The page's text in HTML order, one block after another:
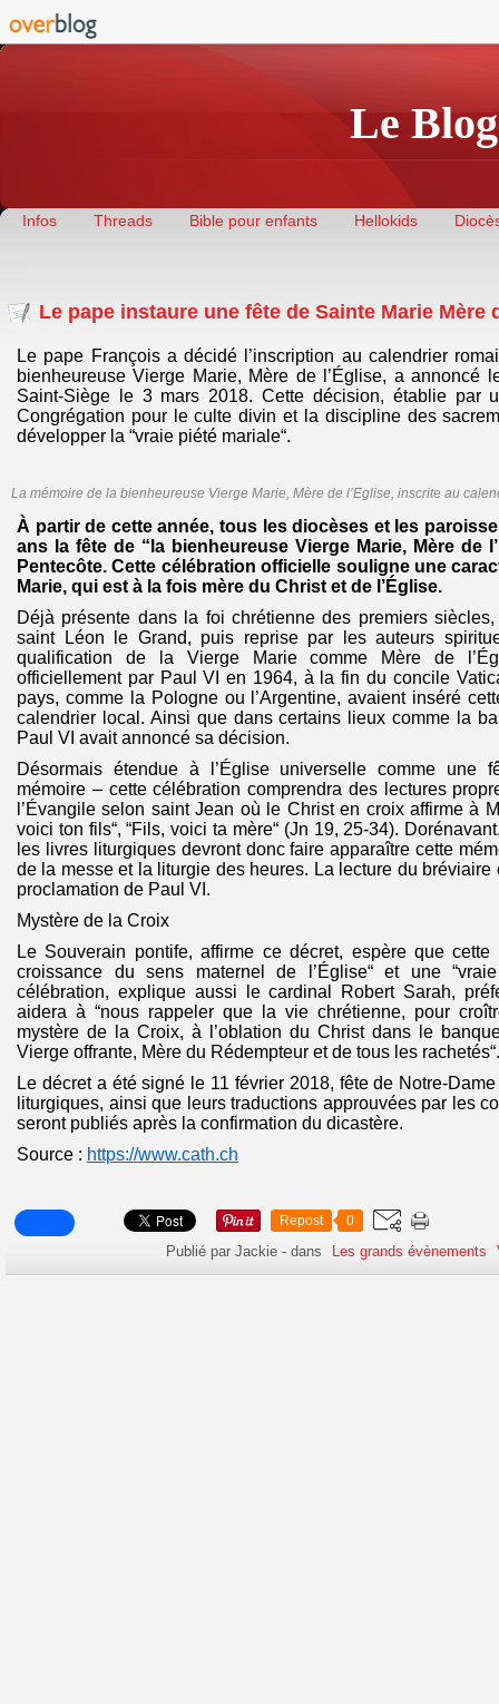
Le
Infos Threads Bible pour enfants Hellokids
Le pape instaure une fête de Sainte Marie Mère
Le pape François a décidé l’inscription au calendrier
bienheureuse Vierge Marie, Mère de l’Église, a annoncé
Saint-Siège le 3 mars 2018. Cette décision, établie par
Congrégation pour le culte divin et la discipline des
développer la “vraie piété mariale“.
La mémoire de la bienheureuse Vierge Marie, Mère de l’Eglise, inscrite au
À partir de cette année, tous les diocèses et les
ans la fête de “la bienheureuse Vierge Marie, Mère de
Pentecôte. Cette célébration officielle souligne une
Marie, qui est à la fois mère du Christ et de l’Église.
Déjà présente dans la foi chrétienne des premiers
saint Léon le Grand, puis reprise par les auteurs
qualification de la Vierge Marie comme Mère de
officiellement par Paul VI en 1964, à la fin du concile
pays, comme la Pologne ou l’Argentine, avaient inséré
calendrier local. Ainsi que dans certains lieux comme la
Paul VI avait annoncé sa décision.
Désormais étendue à l’Église universelle comme une
mémoire – cette célébration comprendra des lectures
l’Évangile selon saint Jean où le Christ en croix affirme à
voici ton fils“, “Fils, voici ta mère“ (Jn 19, 25-34).
les livres liturgiques devront donc faire apparaître cette
de la messe et la liturgie des heures. La lecture du bréviaire
proclamation de Paul VI.
Mystère de la Croix
Le Souverain pontife, affirme ce décret, espère que cette
croissance du sens maternel de l’Église“ et une
célébration, explique aussi le cardinal Robert Sarah,
aidera à “nous rappeler que la vie chrétienne, pour
mystère de la Croix, à l’oblation du Christ dans le
Vierge offrante, Mère du Rédempteur et de tous les rachetés“.
Le décret a été signé le 11 février 2018, fête de Notre-
liturgiques, ainsi que leurs traductions approuvées par les
seront publiés après la confirmation du dicastère.
Source : https://www.cath.ch
Repost 0
Publié par Jackie -dans Les grands évènements